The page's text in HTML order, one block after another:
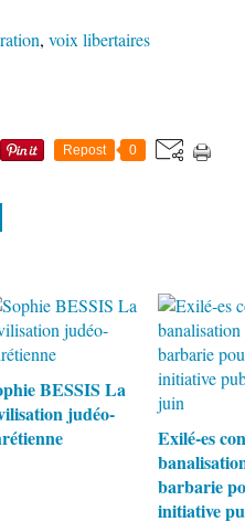
, voix libertaires
Repost 0
BESSIS La
judéo-
Exilé-es
barbarie
initiative